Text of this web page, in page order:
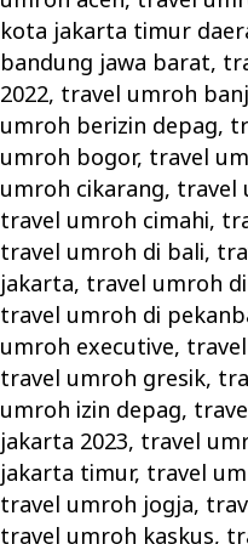
kota jakarta timur
bandung jawa barat,
2022, travel umroh
umroh berizin depag,
umroh bogor, travel
umroh cikarang, travel
travel umroh cimahi,
travel umroh di bali,
jakarta, travel umroh
travel umroh di
umroh executive,
travel umroh gresik,
umroh izin depag,
jakarta 2023, travel
jakarta timur, travel
travel umroh jogja,